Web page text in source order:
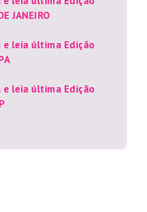
JANEIRO
e leia última Edição
e leia última Edição